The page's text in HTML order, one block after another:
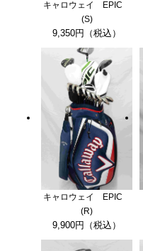
キャロウェイ EPIC
(S)
9,350円（税込）
キャロウェイ EPIC
(R)
9,900円（税込）